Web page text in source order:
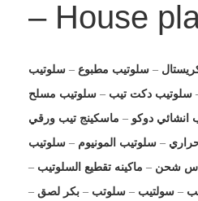
– House
– سلوتيب مطبوع – سلوتيب
سلوتيب دكت تيب – سلوتيب مسلح
انشائي دوكو – ماسكينج تيب ورقي
– سلوتيب المونيوم –
شحن – ماكينه تقطيع السلوتيب –
– سولتيب – سلوتب – بكر لصق –